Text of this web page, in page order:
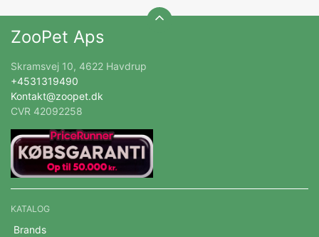
ZooPet Aps
Skramsvej 10, 4622 Havdrup
+4531319490
Kontakt@zoopet.dk
CVR 42092258
KATALOG
Brands